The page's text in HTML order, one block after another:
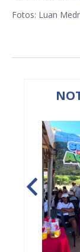
Fotos: Luan